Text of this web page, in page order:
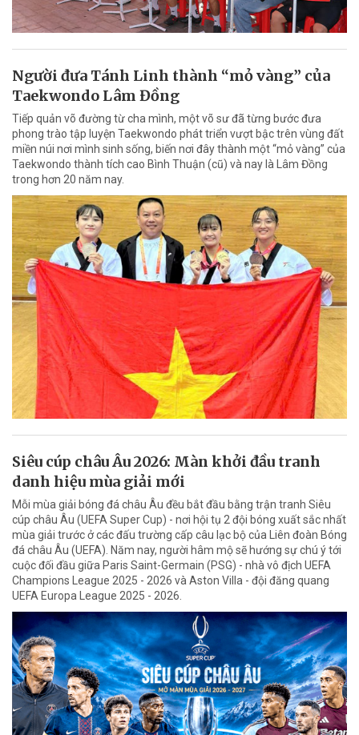
Người đưa Tánh Linh thành “mỏ vàng” của
Taekwondo Lâm Đồng
Tiếp quản võ đường từ cha mình, một võ sư đã từng bước đưa
phong trào tập luyện Taekwondo phát triển vượt bậc trên vùng đất
miền núi nơi mình sinh sống, biến nơi đây thành một “mỏ vàng” của
Taekwondo thành tích cao Bình Thuận (cũ) và nay là Lâm Đồng
trong hơn 20 năm nay.
Siêu cúp châu Âu 2026: Màn khởi đầu tranh
danh hiệu mùa giải mới
Mỗi mùa giải bóng đá châu Âu đều bắt đầu bằng trận tranh Siêu
cúp châu Âu (UEFA Super Cup) - nơi hội tụ 2 đội bóng xuất sắc nhất
mùa giải trước ở các đấu trường cấp câu lạc bộ của Liên đoàn Bóng
đá châu Âu (UEFA). Năm nay, người hâm mộ sẽ hướng sự chú ý tới
cuộc đối đầu giữa Paris Saint-Germain (PSG) - nhà vô địch UEFA
Champions League 2025 - 2026 và Aston Villa - đội đăng quang
UEFA Europa League 2025 - 2026.